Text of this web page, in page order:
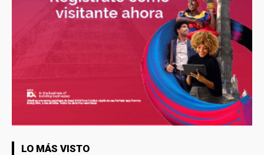
LO MÁS VISTO